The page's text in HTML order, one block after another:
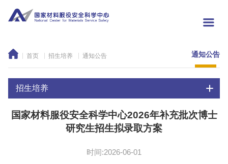
首页 招生培养 通知公告 通知公告
招生培养
国家材料服役安全科学中心2026年补充批次博士
研究生招生拟录取方案
时间:2026-06-01